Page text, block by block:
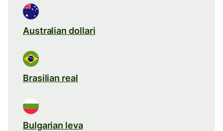
Australian dollari
Brasilian real
Bulgarian leva